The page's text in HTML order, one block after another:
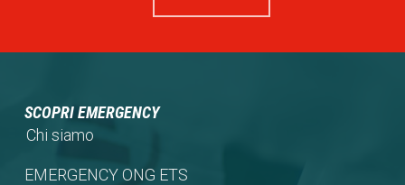
SCOPRI EMERGENCY
Chi siamo
EMERGENCY ONG ETS